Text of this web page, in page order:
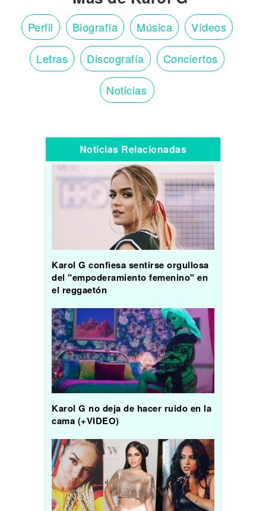
Perfil Biografía Música Vídeos
Letras Discografía Conciertos
Noticias
Noticias Relacionadas
Karol G confiesa sentirse orgullosa
del "empoderamiento femenino" en
el reggaetón
Karol G no deja de hacer ruido en la
cama (+VIDEO)